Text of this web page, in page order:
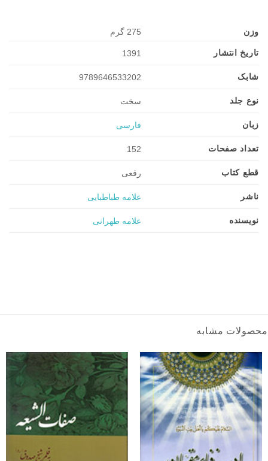
وزن 275 گرم
تاریخ انتشار 1391
شابک 9789646533202
نوع جلد سخت
زبان فارسی
تعداد صفحات 152
قطع کتاب رقعی
ناشر علامه طباطبایی
نویسنده علامه طهرانی
محصولات مشابه